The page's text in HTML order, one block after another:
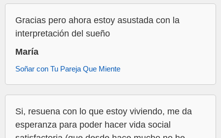
Gracias pero ahora estoy asustada con la
interpretación del sueño
María
Soñar con Tu Pareja Que Miente
Si, resuena con lo que estoy viviendo, me da
esperanza para poder hacer vida social